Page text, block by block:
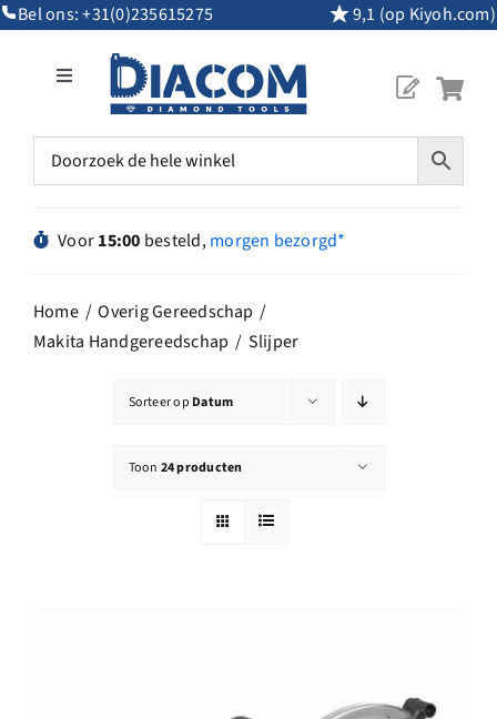
GaBel ons:+31(0)235615275 9,1 (op Kiyoh.com)
Toggle
Navigation
Mijn Account
Overig Gereedschap
Voor15:00 besteld,morgen bezorgd*
Home
Overig Gereedschap
Makita Handgereedschap
Slijper
Sorteer op Datum
Toon 24 producten